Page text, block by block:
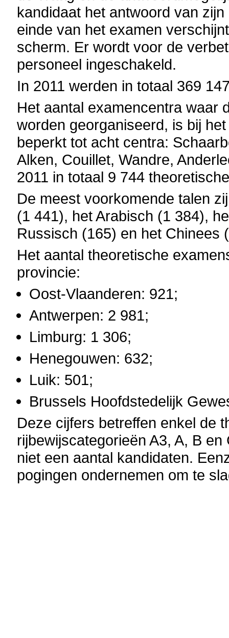
kandidaat het antwoord van
einde van het examen
scherm. Er wordt voor de
personeel ingeschakeld.
In 2011 werden in totaal 369
Het aantal examencentra waar
worden georganiseerd, is bij
beperkt tot acht centra:
Alken, Couillet, Wandre,
2011 in totaal 9 744
De meest voorkomende talen
(1 441), het Arabisch (1 384),
Russisch (165) en het Chinees
Het aantal theoretische
provincie:
Oost-Vlaanderen: 921;
Antwerpen: 2 981;
Limburg: 1 306;
Henegouwen: 632;
Luik: 501;
Brussels Hoofdstedelijk
Deze cijfers betreffen enkel de
rijbewijscategorieën A3, A, B
niet een aantal kandidaten.
pogingen ondernemen om te